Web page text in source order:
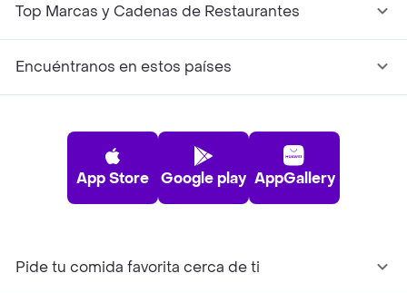
Top Marcas y Cadenas de Restaurantes
Encuéntranos en estos países
App Store Google play AppGallery
Pide tu comida favorita cerca de ti